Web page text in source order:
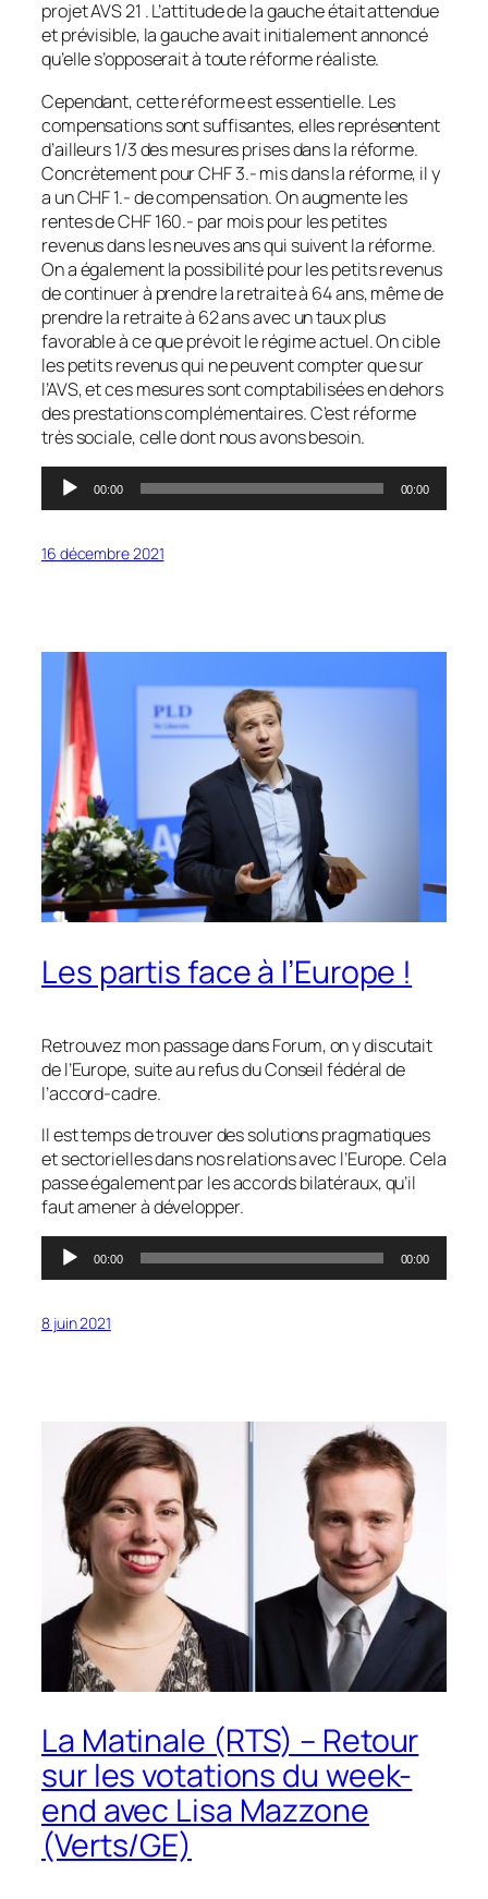
projet AVS 21 . L’attitude de la gauche était attendue
et prévisible, la gauche avait initialement annoncé
qu’elle s’opposerait à toute réforme réaliste.
Cependant, cette réforme est essentielle. Les
compensations sont suffisantes, elles représentent
d’ailleurs 1/3 des mesures prises dans la réforme.
Concrètement pour CHF 3.- mis dans la réforme, il y
a un CHF 1.- de compensation. On augmente les
rentes de CHF 160.- par mois pour les petites
revenus dans les neuves ans qui suivent la réforme.
On a également la possibilité pour les petits revenus
de continuer à prendre la retraite à 64 ans, même de
prendre la retraite à 62 ans avec un taux plus
favorable à ce que prévoit le régime actuel. On cible
les petits revenus qui ne peuvent compter que sur
l’AVS, et ces mesures sont comptabilisées en dehors
des prestations complémentaires. C’est réforme
très sociale, celle dont nous avons besoin.
Lecteur
audio
00:00 00:00
16 décembre 2021
Les partis face à l’Europe !
Retrouvez mon passage dans Forum, on y discutait
de l’Europe, suite au refus du Conseil fédéral de
l’accord-cadre.
Il est temps de trouver des solutions pragmatiques
et sectorielles dans nos relations avec l’Europe. Cela
passe également par les accords bilatéraux, qu’il
faut amener à développer.
Lecteur
audio
00:00 00:00
8 juin 2021
La Matinale (RTS) – Retour
sur les votations du week-
end avec Lisa Mazzone
(Verts/GE)